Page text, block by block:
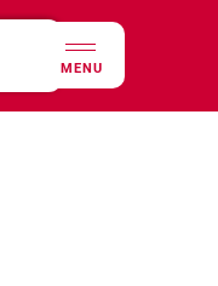
MENU